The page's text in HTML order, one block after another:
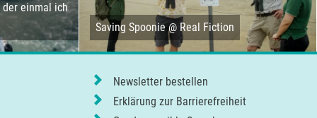
einmal ich
Saving Spoonie @ Real Fiction
Newsletter bestellen
Erklärung zur Barrierefreiheit